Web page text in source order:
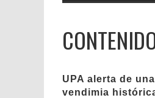
UPA alerta de una
vendimia